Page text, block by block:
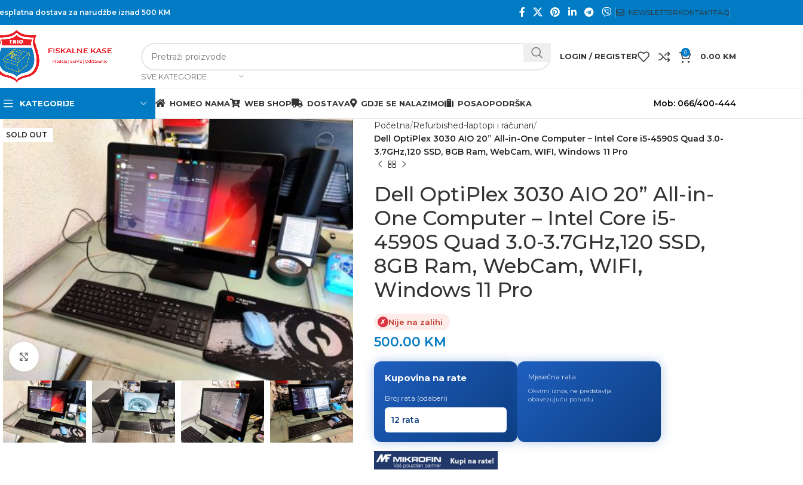
dostava za narudžbe iznad 500 KM NEWSLETTERKONTAKTFAQ
SVE KATEGORIJE
LOGIN / REGISTER 0 0.00 KM
KATEGORIJE HOMEO NAMA WEB SHOP DOSTAVA GDJE SE NALAZIMO POSAOPODRŠKA Mob: 066/400-444
SOLD OUT
Click to enlarge
Početna Refurbished-laptopi i računari
Dell OptiPlex 3030 AIO 20” All-in-One Computer – Intel Core i5-4590S Quad 3.0-
3.7GHz,120 SSD, 8GB Ram, WebCam, WIFI, Windows 11 Pro
Dell OptiPlex 3030 AIO 20” All-in-
One Computer – Intel Core i5-
4590S Quad 3.0-3.7GHz,120 SSD,
8GB Ram, WebCam, WIFI,
Windows 11 Pro
✗ Nije na zalihi
500.00 KM
Kupovina na rate
Broj rata (odaberi)
Mjesečna rata
Okvirni iznos, ne predstavlja
obavezujuću ponudu.